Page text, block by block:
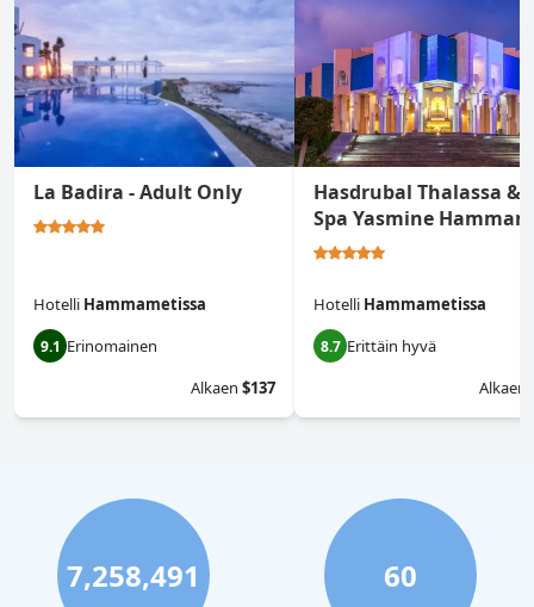
La Badira - Adult Only
Hotelli Hammametissa
9.1 Erinomainen
Alkaen $137
Hasdrubal Thalassa &
Spa Yasmine
Hotelli Hammametissa
8.7 Erittäin hyvä
Alkaen
7,258,491 60